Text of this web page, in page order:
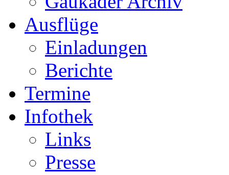
Ausflüge
Einladungen
Berichte
Termine
Infothek
Links
Presse